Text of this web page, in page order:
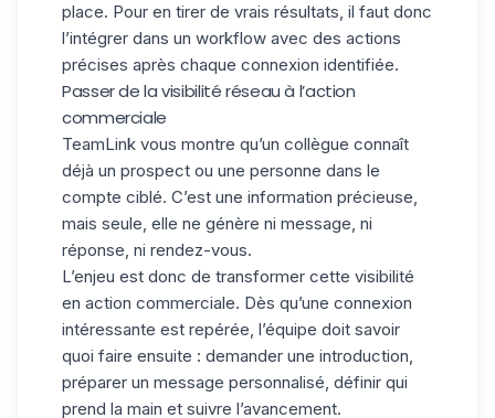
place. Pour en tirer de vrais résultats, il faut donc
l’intégrer dans un workflow avec des actions
précises après chaque connexion identifiée.
Passer de la visibilité réseau à l’action
commerciale
TeamLink vous montre qu’un collègue connaît
déjà un prospect ou une personne dans le
compte ciblé. C’est une information précieuse,
mais seule, elle ne génère ni message, ni
réponse, ni rendez-vous.
L’enjeu est donc de transformer cette visibilité
en action commerciale. Dès qu’une connexion
intéressante est repérée, l’équipe doit savoir
quoi faire ensuite : demander une introduction,
préparer un message personnalisé, définir qui
prend la main et suivre l’avancement.